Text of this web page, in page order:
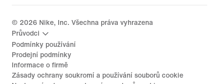
© 2026 Nike, Inc. Všechna práva vyhrazena
Průvodci
Podmínky používání
Prodejní podmínky
Informace o firmě
Zásady ochrany soukromí a používání souborů cookie